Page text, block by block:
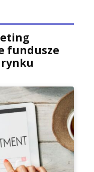
fundusze
rynku